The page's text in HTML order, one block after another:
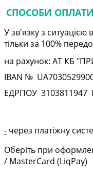
СПОСОБИ
У зв'язку з ситуацією
тільки за 100%
на рахунок: АТ КБ
IBAN № UA
ЕДРПОУ 3103811947
- через платіжну
Оберіть при
/ MasterCard (LiqPay)